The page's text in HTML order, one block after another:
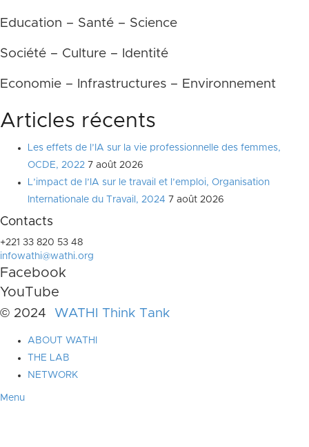
Education – Santé – Science
Société – Culture – Identité
Economie – Infrastructures – Environnement
Articles récents
Les effets de l’IA sur la vie professionnelle des femmes,
OCDE, 2022 7 août 2026
L’impact de l’IA sur le travail et l’emploi, Organisation
Internationale du Travail, 2024 7 août 2026
Contacts
+221 33 820 53 48
infowathi@wathi.org
Facebook
YouTube
© 2024 WATHI Think Tank
ABOUT WATHI
THE LAB
NETWORK
Menu